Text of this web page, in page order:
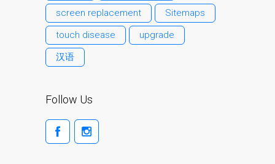
Ordenadores Apple Mac
reacondicionados en
Dundee
screen replacement
Sitemaps
touch disease
upgrade
汉语
Follow Us